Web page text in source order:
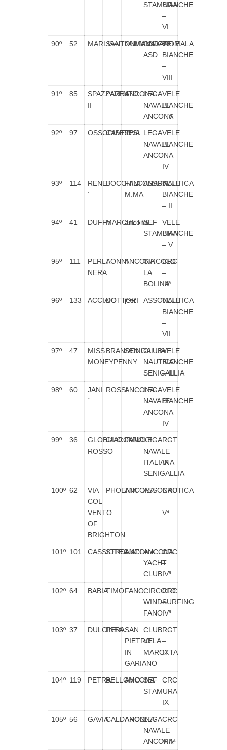
STAMURABIANCHE
–
VI
90º 52 MARLISASANTONI/MICOZZI
NUMANAONDANOMALA
ASD
VELE
BIANCHE
–
VIII
91º 85
SPAZZAVENTO
II
PARRAANCONA
LEGA
NAVALE
ANCONA
VELE
BIANCHE
– V
92º 97 OSSODISEPPIA
CAMPOJESI LEGA
NAVALE
ANCONA
VELE
BIANCHE
–
IV
93º 114
RENE
´
BOCCHINIFALCONARA
M.MA
ASSONAUTICA
VELE
BIANCHE
– II
94º 41 DUFFYMARCHETTI
anconaSEF
STAMURA
VELE
BIANCHE
– V
95º 111
PERLA
NERA
TONNIANCONACIRCOLO
LA
BOLINA
CRC
–
IIIª
96º 133 ACCIAIODOTTORI
jesi ASSONAUTICA
VELE
BIANCHE
–
VII
97º 47
MISS
MONEYPENNY
BRANDONISENIGALLIA
CLUB
NAUTICO
SENIGALLIA
VELE
BIANCHE
– III
98º 60
JANI
´
ROSSIANCONA
LEGA
NAVALE
ANCONA
VELE
BIANCHE
–
IV
99º 36
GLOBULO
ROSSO
GIACOMUCCI
FANOLEGA
NAVALE
ITALIANA
SENIGALLIA
RGT
–
IX
100º 62
VIA
COL
VENTO
OF
BRIGHTON
PHOENIXANCONAASSONAUTICA
CRC
–
Vª
101º 101 CASSIOPEA
STRONATI
ANCONAANCONA
YACHT
CLUB
CRC
–
IVª
102º 64 BABIATIMOFANOCIRCOLO
WINDSURFING
FANO
CRC
–
IVª
103º 37 DULCINEA
PERASAN
PIETRO
IN
GARIANO
CLUB
VELA
MAROTTA
RGT
–
IX
104º 119 PETRABELLOMOANCONA
SEF
STAMURA
CRC
–
IX
105º 56 GAVIACALDARONI
ANCONA
LEGA
NAVALE
ANCONA
CRC
–
VIIIª